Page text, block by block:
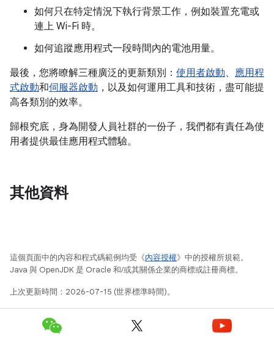
如何只在特定情況下執行背景工作，例如裝置充電或
連上 Wi-Fi 時。
如何追蹤應用程式一段時間內的電池用量。
最後，您將瞭解三種廣泛的更新類別： 使用者啟動、 應用程
式啟動和伺服器啟動 ，以及如何運用工具和技術，盡可能提
高各類別的效率。
歸根究底，身為開發人員社群的一份子，我們都有責任為使
用者提供最佳應用程式體驗。
其他資料
這個頁面中的內容和程式碼範例均受《內容授權》中的授權所規範。
Java 與 OpenJDK 是 Oracle 和/或其關係企業的商標或註冊商標。
上次更新時間：2026-07-15 (世界標準時間)。